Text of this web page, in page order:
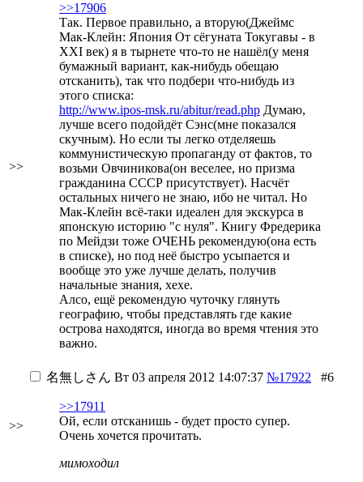
>>
>>17906
Так. Первое правильно, а вторую(Джеймс
Мак-Клейн: Япония От сёгуната Токугавы - в
ХХI век) я в тырнете что-то не нашёл(у меня
бумажный вариант, как-нибудь обещаю
отсканить), так что подбери что-нибудь из
этого списка:
http://www.ipos-msk.ru/abitur/read.php Думаю,
лучше всего подойдёт Сэнс(мне показался
скучным). Но если ты легко отделяешь
коммунистическую пропаганду от фактов, то
возьми Овчиникова(он веселее, но призма
гражданина СССР присутствует). Насчёт
остальных ничего не знаю, ибо не читал. Но
Мак-Клейн всё-таки идеален для экскурса в
японскую историю "с нуля". Книгу Фредерика
по Мейдзи тоже ОЧЕНЬ рекомендую(она есть
в списке), но под неё быстро усыпается и
вообще это уже лучше делать, получив
начальные знания, хехе.
Алсо, ещё рекомендую чуточку глянуть
географию, чтобы представлять где какие
острова находятся, иногда во время чтения это
важно.
>>
名無しさん Вт 03 апреля 2012 14:07:37 №17922 #6
>>17911
Ой, если отсканишь - будет просто супер.
Очень хочется прочитать.
мимоходил